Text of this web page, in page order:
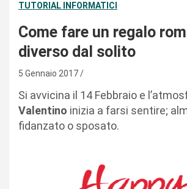
TUTORIAL INFORMATICI
Come fare un regalo
diverso dal solito
5 Gennaio 2017
Si avvicina il 14 Febbraio e
Valentino inizia a farsi sentire;
fidanzato o sposato.